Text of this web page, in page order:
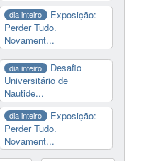
dia inteiro
Exposição:
Perder Tudo.
Novament...
dia inteiro
Desafio
Universitário de
Nautide...
dia inteiro
Exposição:
Perder Tudo.
Novament...